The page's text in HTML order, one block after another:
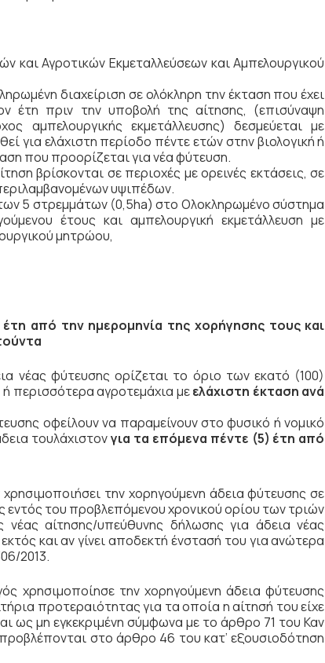
Αγροτικών Εκμεταλλεύσεων και Αμπελουργικού
διαχείριση σε ολόκληρη την έκταση που έχει
έτη πριν την υποβολή της αίτησης, (επισύναψη
αμπελουργικής εκμετάλλευσης) δεσμεύεται με
για ελάχιστη περίοδο πέντε ετών στην βιολογική ή
που προορίζεται για νέα φύτευση.
βρίσκονται σε περιοχές με ορεινές εκτάσεις, σε
υψιπέδων.
5 στρεμμάτων (0,5ha) στο Ολοκληρωμένο σύστημα
έτους και αμπελουργική εκμετάλλευση με
μητρώου,
από την ημερομηνία της χορήγησης τους και
νέας φύτευσης ορίζεται το όριο των εκατό (100)
ή περισσότερα αγροτεμάχια μεελάχιστη έκταση ανά
οφείλουν να παραμείνουν στο φυσικό ή νομικό
τουλάχιστονγια τα επόμενα πέντε (5) έτη από
την χορηγούμενη άδεια φύτευσης σε
του προβλεπόμενου χρονικού ορίου των τριών
αίτησης/υπεύθυνης δήλωσης για άδεια νέας
και αν γίνει αποδεκτή ένστασή του για ανώτερα
2013.
χρησιμοποίησε την χορηγούμενη άδεια φύτευσης
προτεραιότητας για τα οποία η αίτησή του είχε
ως μη εγκεκριμένη σύμφωνα με το άρθρο 71 του Καν
στο άρθρο 46 του κατ’ εξουσιοδότηση